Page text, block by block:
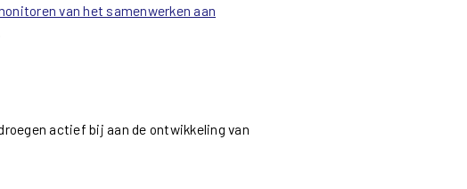
van het samenwerken aan
actief bij aan de ontwikkeling van